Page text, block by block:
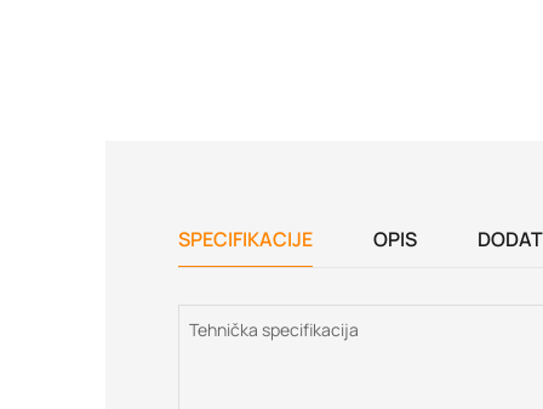
SPECIFIKACIJE OPIS
Tehnička specifikacija